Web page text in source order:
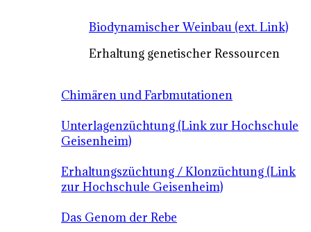
Biodynamischer Weinbau (ext. Link)
Erhaltung genetischer Ressourcen
Chimären und Farbmutationen
Unterlagenzüchtung (Link zur Hochschule
Geisenheim)
Erhaltungszüchtung / Klonzüchtung (Link
zur Hochschule Geisenheim)
Das Genom der Rebe